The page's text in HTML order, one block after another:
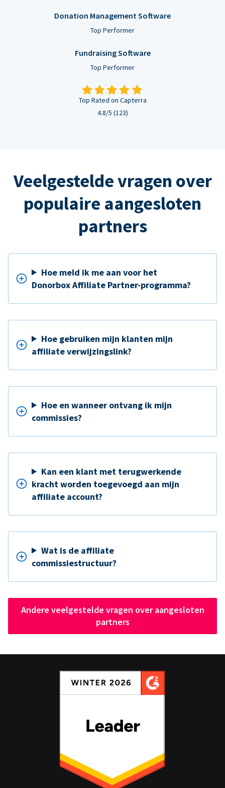
Donation Management Software
Top Performer
Fundraising Software
Top Performer
Top Rated on Capterra
4.8/5 (123)
Veelgestelde vragen over
populaire aangesloten
partners
Hoe meld ik me aan voor het
Donorbox Affiliate Partner-programma?
Hoe gebruiken mijn klanten mijn
affiliate verwijzingslink?
Hoe en wanneer ontvang ik mijn
commissies?
Kan een klant met terugwerkende
kracht worden toegevoegd aan mijn
affiliate account?
Wat is de affiliate
commissiestructuur?
Andere veelgestelde vragen over aangesloten
partners